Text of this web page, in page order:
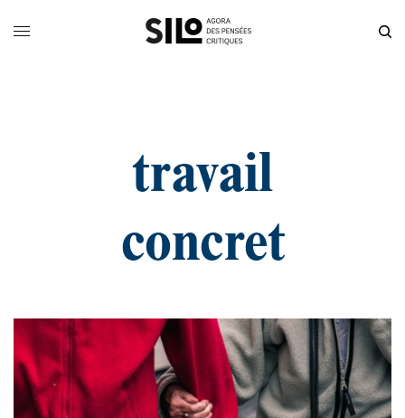
travail
concret